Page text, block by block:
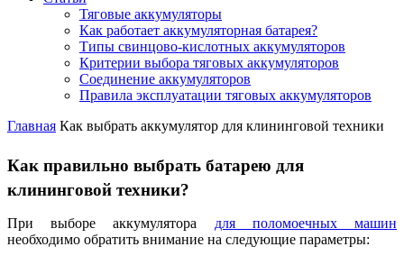
Тяговые аккумуляторы
Как работает аккумуляторная батарея?
Типы свинцово-кислотных аккумуляторов
Критерии выбора тяговых аккумуляторов
Соединение аккумуляторов
Правила эксплуатации тяговых аккумуляторов
Главная Как выбрать аккумулятор для клининговой техники
Как правильно выбрать батарею для
клининговой техники?
При выборе аккумулятора для поломоечных машин
необходимо обратить внимание на следующие параметры: